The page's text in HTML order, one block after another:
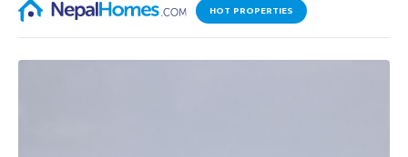
HOT PROPERTIES